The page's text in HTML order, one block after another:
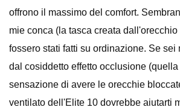
offrono il massimo del comfort.
mie conca (la tasca creata
fossero stati fatti su ordinazione. Se sei
dal cosiddetto effetto occlusione
sensazione di avere le orecchie
ventilato dell'Elite 10 dovrebbe aiutarti